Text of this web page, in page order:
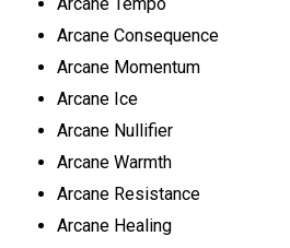
Arcane Consequence
Arcane Momentum
Arcane Ice
Arcane Nullifier
Arcane Warmth
Arcane Resistance
Arcane Healing